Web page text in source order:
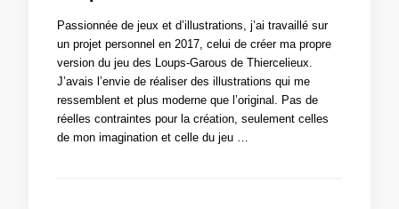
Passionnée de jeux et d’illustrations, j’ai travaillé sur
un projet personnel en 2017, celui de créer ma propre
version du jeu des Loups-Garous de Thiercelieux.
J’avais l’envie de réaliser des illustrations qui me
ressemblent et plus moderne que l’original. Pas de
réelles contraintes pour la création, seulement celles
de mon imagination et celle du jeu …